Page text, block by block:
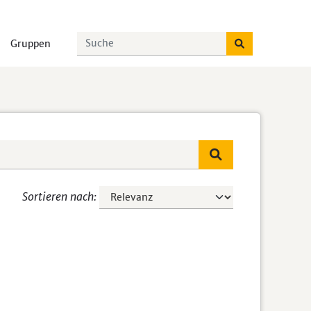
Gruppen
Sortieren nach